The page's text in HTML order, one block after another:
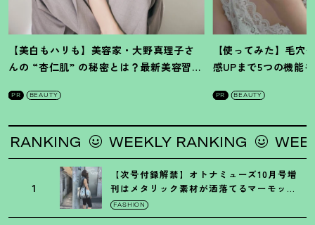
【美白もハリも】美容家・大野真理子さ
んの “杏仁肌” の秘密とは ？ 最新美容習慣
PR BEAUTY
【使ってみた】毛穴
感UPまで5つの機能
PR BEAUTY
WEEKLY RANKING
1
【次号付録解禁】オトナミューズ10月号増
刊はメタリック素材が洒落てるマーモット
の保冷バッグ
FASHION